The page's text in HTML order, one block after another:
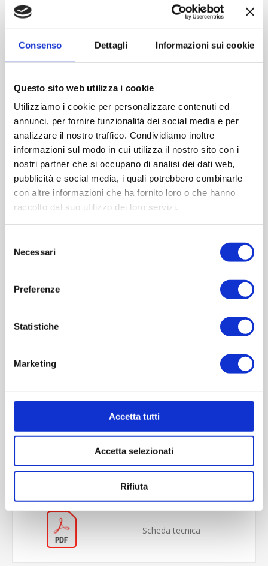
Consenso Dettagli Informazioni sui cookie
Questo sito web utilizza i cookie
Utilizziamo i cookie per personalizzare contenuti ed
annunci, per fornire funzionalità dei social media e per
analizzare il nostro traffico. Condividiamo inoltre
informazioni sul modo in cui utilizza il nostro sito con i
nostri partner che si occupano di analisi dei dati web,
pubblicità e social media, i quali potrebbero combinarle
con altre informazioni che ha fornito loro o che hanno
raccolto dal suo utilizzo dei loro servizi.
delNecessari
Preferenze
Statistiche
Marketing
Accetta tutti
Accetta selezionati
Rifiuta
Contattaci
Imboccatura:Caps.twist 82
Peso (gr):290
Diametro (mm):86
Altezza (mm):149
Larghezza (mm):0
Quantità per imballo (ordine minimo 1 collo):1183
Cod.: VTR323
Please select the address you want to ship to
REVIEWS
CONTACT US
Scheda tecnica